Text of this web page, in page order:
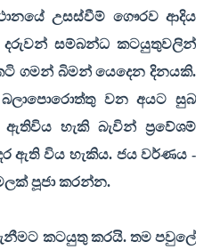
උසස්වීම් ගෞරව ආදිය
දරුවන් සම්බන්ධ කටයුතුවලින්
ගමන් බිමන් යෙදෙන දිනයකි.
වන අයට සුබ
හැකි බැවින් ප්‍රවේශම්
ඇති විය හැකිය. ජය වර්ණය -
පූජා කරන්න.
කටයුතු කරයි. තම පවුලේ